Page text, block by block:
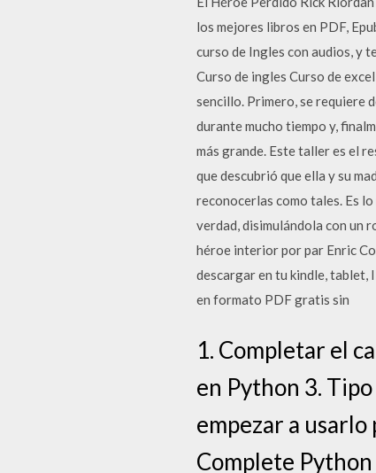
los mejores libros en PDF,
curso de Ingles con audios, y
Curso de ingles Curso de
sencillo. Primero, se requiere
durante mucho tiempo y,
más grande. Este taller es el
que descubrió que ella y su
reconocerlas como tales. Es
verdad, disimulándola con un
héroe interior por par Enric
descargar en tu kindle, tablet,
en formato PDF gratis sin
1. Completar el
en Python 3.
empezar a
Complete Python